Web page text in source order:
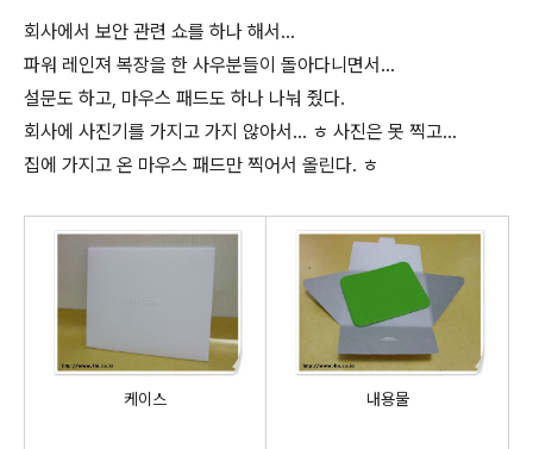
회사에서 보안 관련 쇼를 하나 해서...
파워 레인져 복장을 한 사우분들이 돌아다니면서...
설문도 하고, 마우스 패드도 하나 나눠 줬다.
회사에 사진기를 가지고 가지 않아서... ㅎ 사진은 못 찍고...
집에 가지고 온 마우스 패드만 찍어서 올린다. ㅎ
케이스 내용물